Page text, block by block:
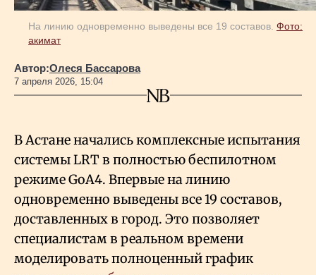
Исследования
Life & Arts
О нас
Все новости
На линию одновременно выведены все 19 составов. Фото:
акимат
Автор:Олеся Бассарова
7 апреля 2026, 15:04
В Астане начались комплексные испытания
системы LRT в полностью беспилотном
режиме GoA4. Впервые на линию
одновременно выведены все 19 составов,
доставленных в город. Это позволяет
специалистам в реальном времени
моделировать полноценный график